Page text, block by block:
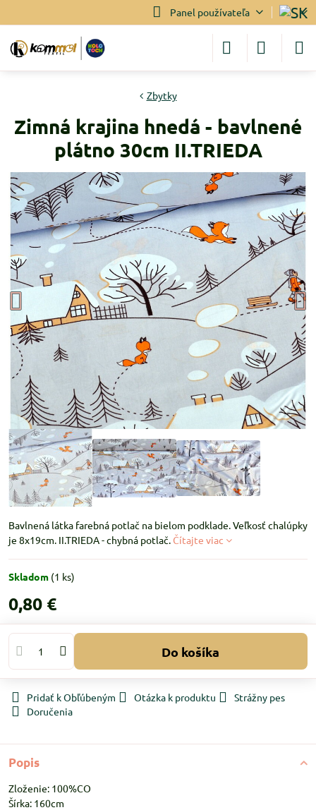
Panel používateľa
Zbytky
Zimná krajina hnedá - bavlnené
plátno 30cm II.TRIEDA
Bavlnená látka farebná potlač na bielom podklade. Veľkosť chalúpky
je 8x19cm. II.TRIEDA - chybná potlač. Čítajte viac
Skladom (1 ks)
0,80 €
Do košíka
Pridať k Obľúbeným Otázka k produktu
Strážny pes
Doručenia
Popis
Zloženie: 100%CO
Šírka: 160cm